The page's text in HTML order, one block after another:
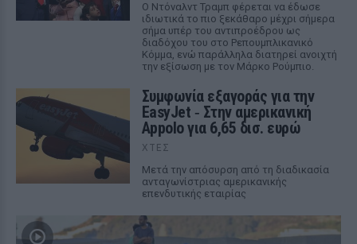
Ο Ντόναλντ Τραμπ φέρεται να έδωσε
ιδιωτικά το πιο ξεκάθαρο μέχρι σήμερα
σήμα υπέρ του αντιπροέδρου ως
διαδόχου του στο Ρεπουμπλικανικό
Κόμμα, ενώ παράλληλα διατηρεί ανοιχτή
την εξίσωση με τον Μάρκο Ρούμπιο.
Συμφωνία εξαγοράς για την
EasyJet ‑ Στην αμερικανική
Appolo για 6,65 δισ. ευρώ
ΧΤΕΣ
Μετά την απόσυρση από τη διαδικασία
ανταγωνίστριας αμερικανικής
επενδυτικής εταιρίας